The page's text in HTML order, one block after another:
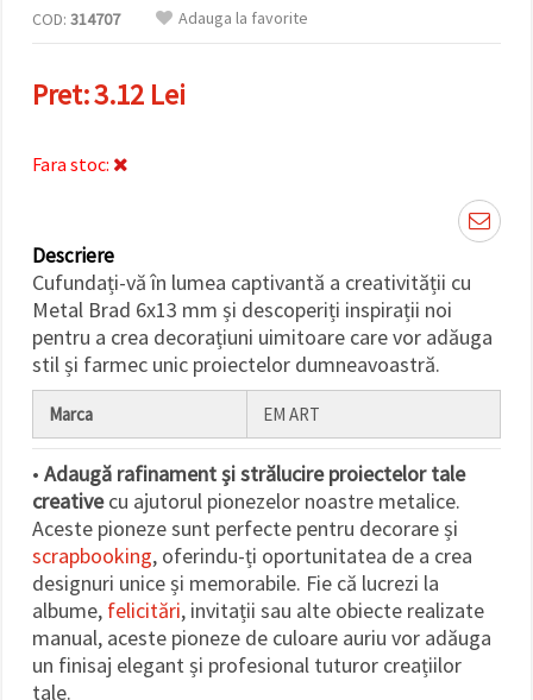
acord să
utilizați
toate
urile făcând
clic pe
să vă
un tip de
cookie -uri
dat și
făcând clic
pe butonul
"Salvați"
Аcceptati
toate!
Setări
COD: 314707 Adauga la favorite
Pret:3.12 Lei
Fara stoc:
Descriere
Cufundați-vă în lumea captivantă a creativității cu
Metal Brad 6x13 mm și descoperiți inspirații noi
pentru a crea decorațiuni uimitoare care vor adăuga
stil și farmec unic proiectelor dumneavoastră.
Marca EM ART
• Adaugă rafinament și strălucire proiectelor tale
creativecu ajutorul pionezelor noastre metalice.
Aceste pioneze sunt perfecte pentru decorare și
scrapbooking, oferindu-ți oportunitatea de a crea
designuri unice și memorabile. Fie că lucrezi la
albume, felicitări, invitații sau alte obiecte realizate
manual, aceste pioneze de culoare auriu vor adăuga
un finisaj elegant și profesional tuturor creațiilor
tale.